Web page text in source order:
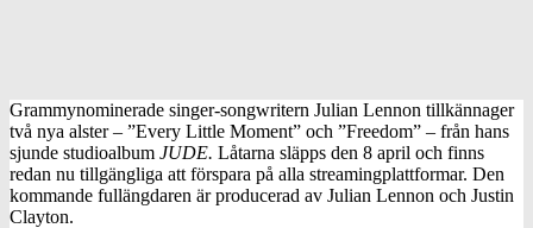
Grammynominerade singer-songwritern Julian Lennon tillkännager
två nya alster – ”Every Little Moment” och ”Freedom” – från hans
sjunde studioalbum JUDE. Låtarna släpps den 8 april och finns
redan nu tillgängliga att förspara på alla streamingplattformar. Den
kommande fullängdaren är producerad av Julian Lennon och Justin
Clayton.